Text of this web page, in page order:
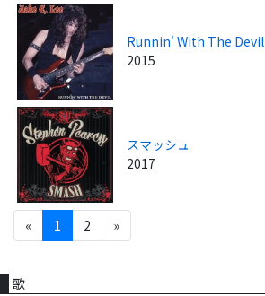
Runnin' With The Devil
2015
スマッシュ
2017
« 1 2 »
歌